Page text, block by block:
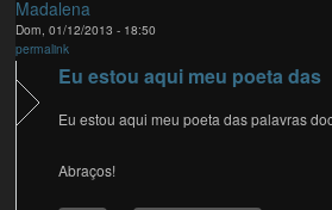
Madalena
Dom, 01/12/2013 - 18:50
permalink
Eu estou aqui meu poeta das
Eu estou aqui meu poeta das palavras
Abraços!